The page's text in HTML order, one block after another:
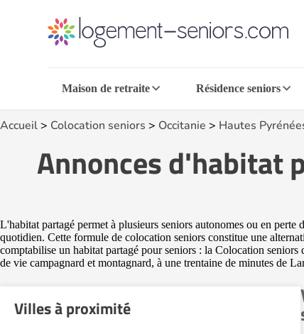
Maison de retraite Résidence seniors
Accueil> Colocation seniors > Occitanie > Hautes
Annonces d'habitat
L'habitat partagé permet à plusieurs seniors autonomes ou en
quotidien. Cette formule de colocation seniors constitue une
comptabilise un habitat partagé pour seniors : la Colocation
de vie campagnard et montagnard, à une trentaine de minutes de
Villes à proximité